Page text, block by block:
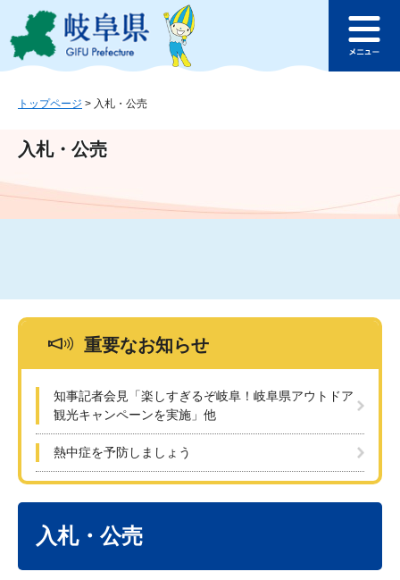
ジ
ュ
文
このページの本文へ
ュ
トップページ > 入札・公売
入札・公売
重要なお知らせ
知事記者会見「楽しすぎるぞ岐阜！岐阜県アウトドア
観光キャンペーンを実施」他
熱中症を予防しましょう
入札・公売